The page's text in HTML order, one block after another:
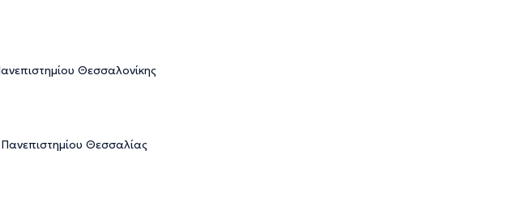
Θεσσαλονίκης
Θεσσαλίας